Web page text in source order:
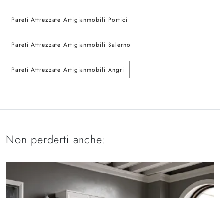
Pareti Attrezzate Artigianmobili Portici
Pareti Attrezzate Artigianmobili Salerno
Pareti Attrezzate Artigianmobili Angri
Non perderti anche: